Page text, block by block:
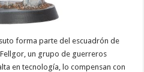
forma parte del escuadrón de
un grupo de guerreros
en tecnología, lo compensan con